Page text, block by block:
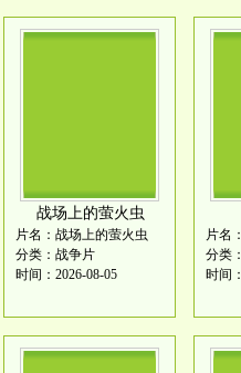
战场上的萤火虫
片名：战场上的萤火虫
分类：战争片
时间：2026-08-05
片名
分类
时间